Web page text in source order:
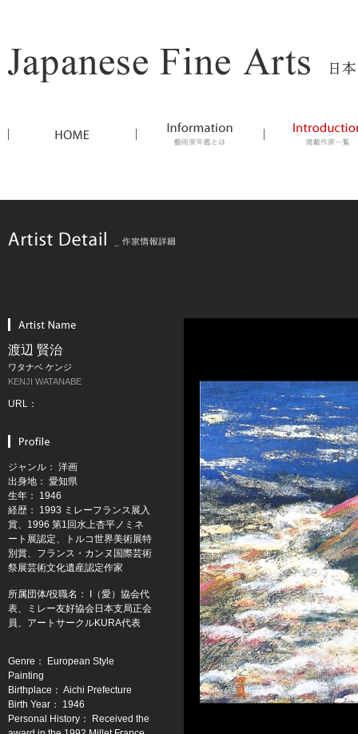
渡辺 賢治
ワタナベ ケンジ
KENJI WATANABE
URL：
ジャンル： 洋画
出身地： 愛知県
生年： 1946
経歴： 1993 ミレーフランス展入
賞、1996 第1回水上杏平ノミネ
ート展認定、トルコ世界美術展特
別賞、フランス・カンヌ国際芸術
祭展芸術文化遺産認定作家
所属団体/役職名： I（愛）協会代
表、ミレー友好協会日本支局正会
員、アートサークルKURA代表
Genre： European Style
Painting
Birthplace： Aichi Prefecture
Birth Year： 1946
Personal History： Received the